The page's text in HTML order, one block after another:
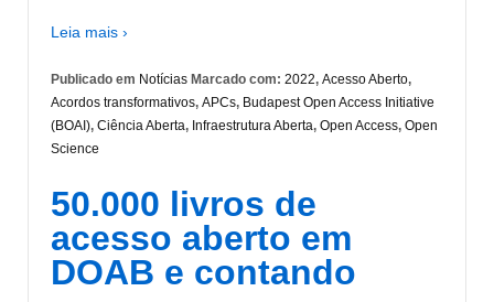
Leia mais ›
Publicado em Notícias Marcado com: 2022, Acesso Aberto,
Acordos transformativos, APCs, Budapest Open Access Initiative
(BOAI), Ciência Aberta, Infraestrutura Aberta, Open Access, Open
Science
50.000 livros de
acesso aberto em
DOAB e contando